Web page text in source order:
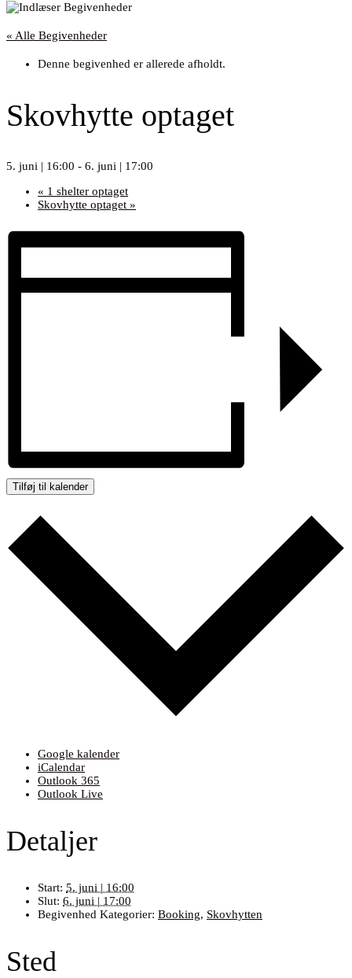
« Alle Begivenheder
Denne begivenhed er allerede afholdt.
Skovhytte optaget
5. juni | 16:00 - 6. juni | 17:00
« 1 shelter optaget
Skovhytte optaget »
Tilføj til kalender
Google kalender
iCalendar
Outlook 365
Outlook Live
Detaljer
Start: 5. juni | 16:00
Slut: 6. juni | 17:00
Begivenhed Kategorier: Booking, Skovhytten
Sted